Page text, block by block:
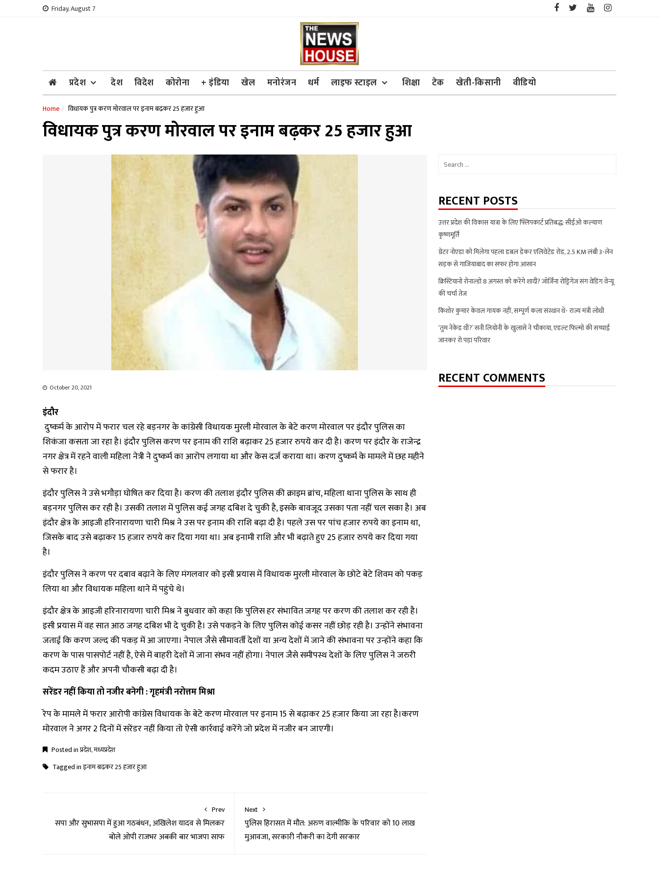
Friday, August 7
प्रदेश देश विदेश कोरोना + इंडिया खेल मनोरंजन धर्म लाइफ स्टाइल शिक्षा टेक खेती-किसानी वीडियो
Home विधायक पुत्र करण मोरवाल पर इनाम बढ़कर 25 हजार हुआ
विधायक पुत्र करण मोरवाल पर इनाम बढ़कर 25 हजार हुआ
October 20, 2021
इंदौर
दुष्कर्म के आरोप में फरार चल रहे बड़नगर के कांग्रेसी विधायक मुरली मोरवाल के बेटे करण मोरवाल पर इंदौर पुलिस का
शिकंजा कसता जा रहा है। इंदौर पुलिस करण पर इनाम की राशि बढ़ाकर 25 हजार रुपये कर दी है। करण पर इंदौर के राजेन्द्र
नगर क्षेत्र में रहने वाली महिला नेत्री ने दुष्कर्म का आरोप लगाया था और केस दर्ज कराया था। करण दुष्कर्म के मामले में छह महीने
से फरार है।
इंदौर पुलिस ने उसे भगौड़ा घोषित कर दिया है। करण की तलाश इंदौर पुलिस की क्राइम ब्रांच, महिला थाना पुलिस के साथ ही
बड़नगर पुलिस कर रही है। उसकी तलाश में पुलिस कई जगह दबिश दे चुकी है, इसके बावजूद उसका पता नहीं चल सका है। अब
इंदौर क्षेत्र के आइजी हरिनारायणा चारी मिश्र ने उस पर इनाम की राशि बढ़ा दी है। पहले उस पर पांच हजार रुपये का इनाम था,
जिसके बाद उसे बढ़ाकर 15 हजार रुपये कर दिया गया था। अब इनामी राशि और भी बढ़ाते हुए 25 हजार रुपये कर दिया गया
है।
इंदौर पुलिस ने करण पर दबाव बढ़ाने के लिए मंगलवार को इसी प्रयास में विधायक मुरली मोरवाल के छोटे बेटे शिवम को पकड़
लिया था और विधायक महिला थाने में पहुंचे थे।
इंदौर क्षेत्र के आइजी हरिनारायणा चारी मिश्र ने बुधवार को कहा कि पुलिस हर संभावित जगह पर करण की तलाश कर रही है।
इसी प्रयास में वह सात आठ जगह दबिश भी दे चुकी है। उसे पकड़ने के लिए पुलिस कोई कसर नहीं छोड़ रही है। उन्होंने संभावना
जताई कि करण जल्द की पकड़ में आ जाएगा। नेपाल जैसे सीमावर्ती देशों या अन्य देशों में जाने की संभावना पर उन्होंने कहा कि
करण के पास पासपोर्ट नहीं है, ऐसे में बाहरी देशों में जाना संभव नहीं होगा। नेपाल जैसे समीपस्थ देशों के लिए पुलिस ने जरुरी
कदम उठाए हैं और अपनी चौकसी बढ़ा दी है।
सरेंडर नहीं किया तो नजीर बनेगी : गृहमंत्री नरोत्तम मिश्रा
रेप के मामले में फरार आरोपी कांग्रेस विधायक के बेटे करण मोरवाल पर इनाम 15 से बढ़ाकर 25 हजार किया जा रहा है।करण
मोरवाल ने अगर 2 दिनों में सरेंडर नहीं किया तो ऐसी कार्रवाई करेंगे जो प्रदेश में नजीर बन जाएगी।
Posted inप्रदेश,मध्यप्रदेश
Tagged inइनाम बढ़कर 25 हजार हुआ
Prev
सपा और सुभासपा में हुआ गठबंधन, अखिलेश यादव से मिलकर
बोले ओपी राजभर अबकी बार भाजपा साफ
Next
पुलिस हिरासत में मौत: अरुण वाल्मीकि के परिवार को 10 लाख
मुआवजा, सरकारी नौकरी का देगी सरकार
Search
RECENT POSTS
उत्तर प्रदेश की विकास यात्रा के लिए फ्लिपकार्ट प्रतिबद्ध: सीईओ कल्याण
कृष्णमूर्ति
ग्रेटर नोएडा को मिलेगा पहला डबल डेकर एलिवेटेड रोड, 2.5 KM लंबी 3-लेन
सड़क से गाजियाबाद का सफर होगा आसान
क्रिस्टियानो रोनाल्डो 8 अगस्त को करेंगे शादी? जॉर्जिना रोड्रिगेज संग वेडिंग वेन्यू
की चर्चा तेज
किशोर कुमार केवल गायक नहीं, सम्पूर्ण कला संस्थान थे- राज्य मंत्री लोधी
‘तुम नेकेड थीं?’ सनी लियोनी के खुलासे ने चौंकाया, एडल्ट फिल्मों की सच्चाई
जानकर रो पड़ा परिवार
RECENT COMMENTS